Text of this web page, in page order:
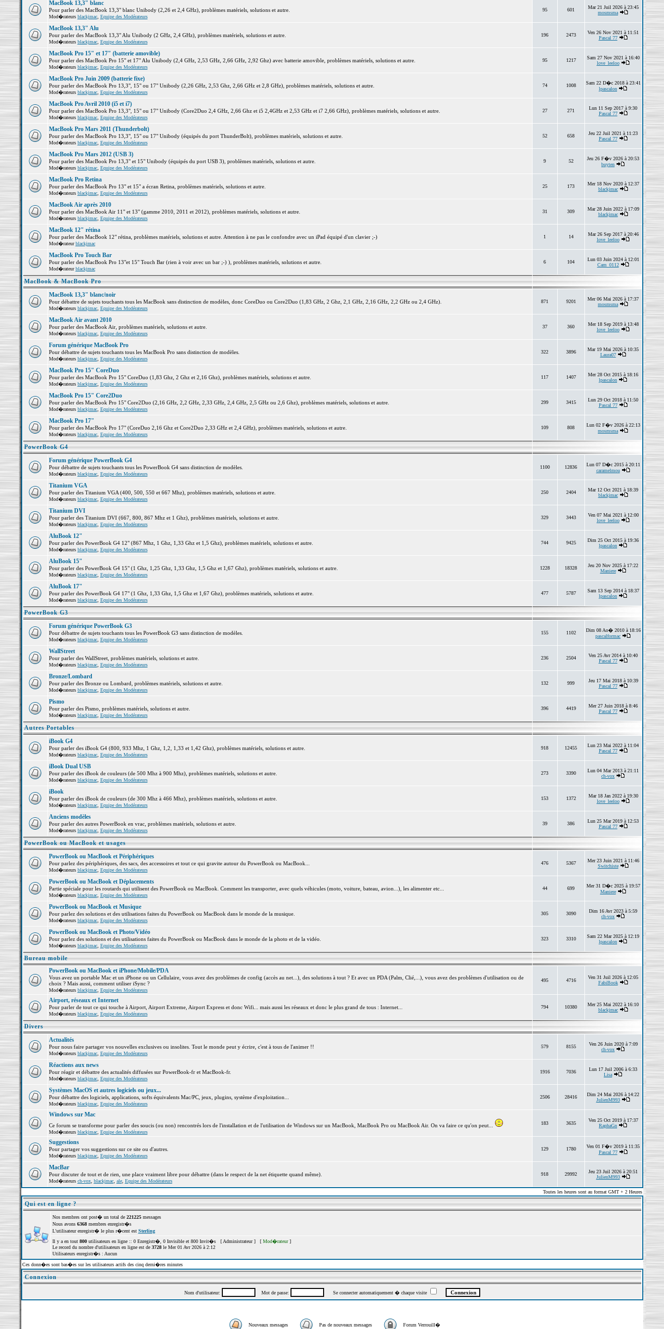
MacBook 13,3" blanc
Pour parler des MacBook 13,3" blanc Unibody (2,26 et 2,4 GHz), problèmes matériels, solutions et autre.
Mod�rateurs blackjmac, Equipe des Modérateurs
95 601
Mar 21 Juil 2026 à 23:45
mosmsma
MacBook 13,3" Alu
Pour parler des MacBook 13,3" Alu Unibody (2 GHz, 2,4 GHz), problèmes matériels, solutions et autre.
Mod�rateurs blackjmac, Equipe des Modérateurs
196 2473
Ven 26 Nov 2021 à 11:51
Pascal 77
MacBook Pro 15" et 17" (batterie amovible)
Pour parler des MacBook Pro 15" et 17" Alu Unibody (2,4 GHz, 2,53 GHz, 2,66 GHz, 2,92 Ghz) avec batterie amovible, problèmes matériels, solutions et autre.
Mod�rateurs blackjmac, Equipe des Modérateurs
95 1217
Sam 27 Nov 2021 à 16:40
love_leeloo
MacBook Pro Juin 2009 (batterie fixe)
Pour parler des MacBook Pro 13,3", 15" ou 17" Unibody (2,26 GHz, 2,53 Ghz, 2,66 GHz et 2,8 GHz), problèmes matériels, solutions et autre.
Mod�rateurs blackjmac, Equipe des Modérateurs
74 1008
Sam 22 D�c 2018 à 23:41
lpascalon
MacBook Pro Avril 2010 (i5 et i7)
Pour parler des MacBook Pro 13,3", 15" ou 17" Unibody (Core2Duo 2,4 GHz, 2,66 Ghz et i5 2,4GHz et 2,53 GHz et i7 2,66 GHz), problèmes matériels, solutions et autre.
Mod�rateurs blackjmac, Equipe des Modérateurs
27 271
Lun 11 Sep 2017 à 9:30
Pascal 77
MacBook Pro Mars 2011 (Thunderbolt)
Pour parler des MacBook Pro 13,3", 15" ou 17" Unibody (équipés du port ThunderBolt), problèmes matériels, solutions et autre.
Mod�rateurs blackjmac, Equipe des Modérateurs
52 658
Jeu 22 Juil 2021 à 11:23
Pascal 77
MacBook Pro Mars 2012 (USB 3)
Pour parler des MacBook Pro 13,3" et 15" Unibody (équipés du port USB 3), problèmes matériels, solutions et autre.
Mod�rateurs blackjmac, Equipe des Modérateurs
9 52
Jeu 26 F�v 2026 à 20:53
buyten
MacBook Pro Retina
Pour parler des MacBook Pro 13" et 15" a écran Retina, problèmes matériels, solutions et autre.
Mod�rateurs blackjmac, Equipe des Modérateurs
25 173
Mer 18 Nov 2020 à 12:37
blackjmac
MacBook Air après 2010
Pour parler des MacBook Air 11" et 13" (gamme 2010, 2011 et 2012), problèmes matériels, solutions et autre.
Mod�rateurs blackjmac, Equipe des Modérateurs
31 309
Mar 28 Juin 2022 à 17:09
blackjmac
MacBook 12" rétina
Pour parler des MacBook 12" rétina, problèmes matériels, solutions et autre. Attention à ne pas le confondre avec un iPad équipé d'un clavier ;-)
Mod�rateurblackjmac
1 14
Mar 26 Sep 2017 à 20:46
love_leeloo
MacBook Pro Touch Bar
Pour parler des MacBook Pro 13"et 15" Touch Bar (rien à voir avec un bar ;-) ), problèmes matériels, solutions et autre.
Mod�rateurblackjmac
6 104
Lun 03 Juin 2024 à 12:01
Cam_0112
MacBook & MacBook Pro
MacBook 13,3" blanc/noir
Pour débattre de sujets touchants tous les MacBook sans distinction de modèles, donc CoreDuo ou Core2Duo (1,83 GHz, 2 Ghz, 2,1 GHz, 2,16 GHz, 2,2 GHz ou 2,4 GHz).
Mod�rateurs blackjmac, Equipe des Modérateurs
871 9201
Mer 06 Mai 2026 à 17:37
mosmsma
MacBook Air avant 2010
Pour parler des MacBook Air, problèmes matériels, solutions et autre.
Mod�rateurs blackjmac, Equipe des Modérateurs
37 360
Mer 18 Sep 2019 à 13:48
love_leeloo
Forum générique MacBook Pro
Pour débattre de sujets touchants tous les MacBook Pro sans distinction de modèles.
Mod�rateurs blackjmac, Equipe des Modérateurs
322 3896
Mar 19 Mai 2026 à 10:35
Laura07
MacBook Pro 15" CoreDuo
Pour parler des MacBook Pro 15" CoreDuo (1,83 Ghz, 2 Ghz et 2,16 Ghz), problèmes matériels, solutions et autre.
Mod�rateurs blackjmac, Equipe des Modérateurs
117 1407
Mer 28 Oct 2015 à 18:16
lpascalon
MacBook Pro 15" Core2Duo
Pour parler des MacBook Pro 15" Core2Duo (2,16 GHz, 2,2 GHz, 2,33 GHz, 2,4 GHz, 2,5 GHz ou 2,6 Ghz), problèmes matériels, solutions et autre.
Mod�rateurs blackjmac, Equipe des Modérateurs
299 3415
Lun 29 Oct 2018 à 11:50
Pascal 77
MacBook Pro 17"
Pour parler des MacBook Pro 17" (CoreDuo 2,16 Ghz et Core2Duo 2,33 GHz et 2,4 GHz), problèmes matériels, solutions et autre.
Mod�rateurs blackjmac, Equipe des Modérateurs
109 808
Lun 02 F�v 2026 à 22:13
mosmsma
PowerBook G4
Forum générique PowerBook G4
Pour débattre de sujets touchants tous les PowerBook G4 sans distinction de modèles.
Mod�rateurs blackjmac, Equipe des Modérateurs
1100 12836
Lun 07 D�c 2015 à 20:11
caramelmou
Titanium VGA
Pour parler des Titanium VGA (400, 500, 550 et 667 Mhz), problèmes matériels, solutions et autre.
Mod�rateurs blackjmac, Equipe des Modérateurs
250 2404
Mar 12 Oct 2021 à 18:39
blackjmac
Titanium DVI
Pour parler des Titanium DVI (667, 800, 867 Mhz et 1 Ghz), problèmes matériels, solutions et autre.
Mod�rateurs blackjmac, Equipe des Modérateurs
329 3443
Ven 07 Mai 2021 à 12:00
love_leeloo
AluBook 12"
Pour parler des PowerBook G4 12" (867 Mhz, 1 Ghz, 1,33 Ghz et 1,5 Ghz), problèmes matériels, solutions et autre.
Mod�rateurs blackjmac, Equipe des Modérateurs
744 9425
Dim 25 Oct 2015 à 19:36
lpascalon
AluBook 15"
Pour parler des PowerBook G4 15" (1 Ghz, 1,25 Ghz, 1,33 Ghz, 1,5 Ghz et 1,67 Ghz), problèmes matériels, solutions et autre.
Mod�rateurs blackjmac, Equipe des Modérateurs
1228 18328
Jeu 20 Nov 2025 à 17:22
Maniere
AluBook 17"
Pour parler des PowerBook G4 17" (1 Ghz, 1,33 Ghz, 1,5 Ghz et 1,67 Ghz), problèmes matériels, solutions et autre.
Mod�rateurs blackjmac, Equipe des Modérateurs
477 5787
Sam 13 Sep 2014 à 18:37
lpascalon
PowerBook G3
Forum générique PowerBook G3
Pour débattre de sujets touchants tous les PowerBook G3 sans distinction de modèles.
Mod�rateurs blackjmac, Equipe des Modérateurs
155 1102
Dim 08 Ao� 2010 à 18:16
pascalformac
WallStreet
Pour parler des WallStreet, problèmes matériels, solutions et autre.
Mod�rateurs blackjmac, Equipe des Modérateurs
236 2504
Ven 25 Avr 2014 à 10:40
Pascal 77
Bronze/Lombard
Pour parler des Bronze ou Lombard, problèmes matériels, solutions et autre.
Mod�rateurs blackjmac, Equipe des Modérateurs
132 999
Jeu 17 Mai 2018 à 10:39
Pascal 77
Pismo
Pour parler des Pismo, problèmes matériels, solutions et autre.
Mod�rateurs blackjmac, Equipe des Modérateurs
396 4419
Mer 27 Juin 2018 à 8:46
Pascal 77
Autres Portables
iBook G4
Pour parler des iBook G4 (800, 933 Mhz, 1 Ghz, 1,2, 1,33 et 1,42 Ghz), problèmes matériels, solutions et autre.
Mod�rateurs blackjmac, Equipe des Modérateurs
918 12455
Lun 23 Mai 2022 à 11:04
Pascal 77
iBook Dual USB
Pour parler des iBook de couleurs (de 500 Mhz à 900 Mhz), problèmes matériels, solutions et autre.
Mod�rateurs blackjmac, Equipe des Modérateurs
273 3390
Lun 04 Mar 2013 à 21:11
ch-vox
iBook
Pour parler des iBook de couleurs (de 300 Mhz à 466 Mhz), problèmes matériels, solutions et autre.
Mod�rateurs blackjmac, Equipe des Modérateurs
153 1372
Mar 18 Jan 2022 à 19:30
love_leeloo
Anciens modèles
Pour parler des autres PowerBook en vrac, problèmes matériels, solutions et autre.
Mod�rateurs blackjmac, Equipe des Modérateurs
39 386
Lun 25 Mar 2019 à 12:53
Pascal 77
PowerBook ou MacBook et usages
PowerBook ou MacBook et Périphériques
Pour parlez des périphériques, des sacs, des accessoires et tout ce qui gravite autour du PowerBook ou MacBook...
Mod�rateurs blackjmac, Equipe des Modérateurs
476 5367
Mer 23 Juin 2021 à 11:46
Switchiste
PowerBook ou MacBook et Déplacements
Partie spéciale pour les routards qui utilisent des PowerBook ou MacBook. Comment les transporter, avec quels véhicules (moto, voiture, bateau, avion...), les alimenter etc...
Mod�rateurs blackjmac, Equipe des Modérateurs
44 699
Mer 31 D�c 2025 à 19:57
Maniere
PowerBook ou MacBook et Musique
Pour parlez des solutions et des utilisations faites du PowerBook ou MacBook dans le monde de la musique.
Mod�rateurs blackjmac, Equipe des Modérateurs
305 3090
Dim 16 Avr 2023 à 5:59
ch-vox
PowerBook ou MacBook et Photo/Vidéo
Pour parlez des solutions et des utilisations faites du PowerBook ou MacBook dans le monde de la photo et de la vidéo.
Mod�rateurs blackjmac, Equipe des Modérateurs
323 3310
Sam 22 Mar 2025 à 12:19
lpascalon
Bureau mobile
PowerBook ou MacBook et iPhone/Mobile/PDA
Vous avez un portable Mac et un iPhone ou un Cellulaire, vous avez des problèmes de config (accès au net...), des solutions à tout ? Et avec un PDA (Palm, Clié,...), vous avez des problèmes d'utilisation ou de
choix ? Mais aussi, comment utiliser iSync ?
Mod�rateurs blackjmac, Equipe des Modérateurs
495 4716
Ven 31 Juil 2026 à 12:05
FabiBook
Airport, réseaux et Internet
Pour parler de tout ce qui touche à Airport, Airport Extreme, Airport Express et donc Wifi... mais aussi les réseaux et donc le plus grand de tous : Internet...
Mod�rateurs blackjmac, Equipe des Modérateurs
794 10380
Mer 25 Mai 2022 à 16:10
blackjmac
Divers
Actualités
Pour nous faire partager vos nouvelles exclusives ou insolites. Tout le monde peut y écrire, c'est à tous de l'animer !!
Mod�rateurs blackjmac, Equipe des Modérateurs
579 8155
Ven 26 Juin 2020 à 7:09
ch-vox
Réactions aux news
Pour réagir et débattre des actualités diffusées sur PowerBook-fr et MacBook-fr.
Mod�rateurs blackjmac, Equipe des Modérateurs
1916 7036
Lun 17 Juil 2006 à 6:33
Lisa
Systèmes MacOS et autres logiciels ou jeux...
Pour débattre des logiciels, applications, softs équivalents Mac/PC, jeux, plugins, système d'exploitation...
Mod�rateurs blackjmac, Equipe des Modérateurs
2506 28416
Dim 24 Mai 2026 à 14:22
JulienM993
Windows sur Mac
Ce forum se transforme pour parler des soucis (ou non) rencontrés lors de l'installation et de l'utilisation de Windows sur un MacBook, MacBook Pro ou MacBook Air. On va faire ce qu'on peut...
Mod�rateurs blackjmac, Equipe des Modérateurs
183 3635
Ven 25 Oct 2019 à 17:37
RaphaGn
Suggestions
Pour partager vos suggestions sur ce site ou d'autres.
Mod�rateurs blackjmac, Equipe des Modérateurs
129 1780
Ven 01 F�v 2019 à 11:35
Pascal 77
MacBar
Pour discuter de tout et de rien, une place vraiment libre pour débattre (dans le respect de la net étiquette quand même).
Mod�rateurs ch-vox, blackjmac, ale, Equipe des Modérateurs
918 29992
Jeu 23 Juil 2026 à 20:51
JulienM993
Toutes les heures sont au format GMT + 2 Heures
Qui est en ligne ?
Nos membres ont post� un total de 221225messages
Nous avons 6368membres enregistr�s
L'utilisateur enregistr� le plus r�cent est Sterling
Il y a en tout 800utilisateurs en ligne :: 0 Enregistr�, 0 Invisible et 800 Invit�s [ Administrateur] [ Mod�rateur]
Le record du nombre d'utilisateurs en ligne est de 3728le Mer 01 Avr 2026 à 2:12
Utilisateurs enregistr�s : Aucun
Ces donn�es sont bas�es sur les utilisateurs actifs des cinq derni�res minutes
Connexion
Nom d'utilisateur: Mot de passe: Se connecter automatiquement � chaque visite
Nouveaux messages Pas de nouveaux messages Forum Verrouill�